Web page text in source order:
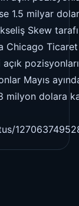
1.5 milyar
Skew
Chicago Ticaret
Mayıs
milyon dolara